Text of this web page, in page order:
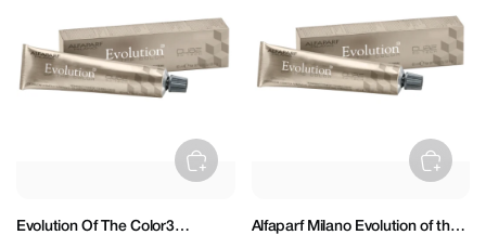
Evolution Of The Color3
Alfaparf Milano Evolution of the